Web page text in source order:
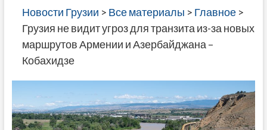
САЙТЕ
n
u
o
n
Новости Грузии > Все материалы > Главное>
Грузия не видит угроз для транзита из-за новых
маршрутов Армении и Азербайджана –
Кобахидзе